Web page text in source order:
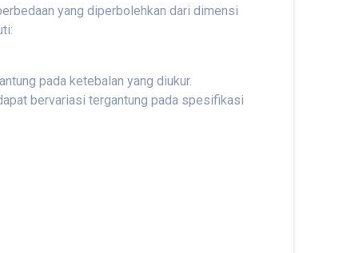
yang diperbolehkan dari dimensi
pada ketebalan yang diukur.
bervariasi tergantung pada spesifikasi